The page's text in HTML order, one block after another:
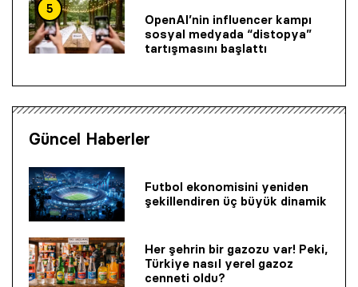
5
OpenAI’nin influencer kampı
sosyal medyada “distopya”
tartışmasını başlattı
Güncel Haberler
Futbol ekonomisini yeniden
şekillendiren üç büyük dinamik
Her şehrin bir gazozu var! Peki,
Türkiye nasıl yerel gazoz
cenneti oldu?